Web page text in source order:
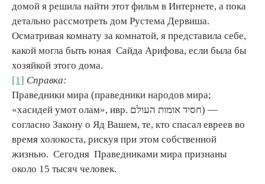
домой я решила найти этот фильм в Интернете, а пока
детально рассмотреть дом Рустема Дервиша.
Осматривая комнату за комнатой, я представила себе,
какой могла быть юная Сайда Арифова, если была бы
хозяйкой этого дома.
[1] Справка:
Праведники мира (праведники народов мира;
«хасидей умот олам», ивр. חסיד אומות העולם‎) —
согласно Закону о Яд Вашем, те, кто спасал евреев во
время холокоста, рискуя при этом собственной
жизнью. Сегодня Праведниками мира признаны
около 15 тысяч человек.